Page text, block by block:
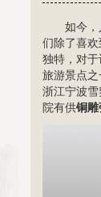
如今，
们除了喜
独特，对
旅游景点
浙江宁波
院有供铜雕